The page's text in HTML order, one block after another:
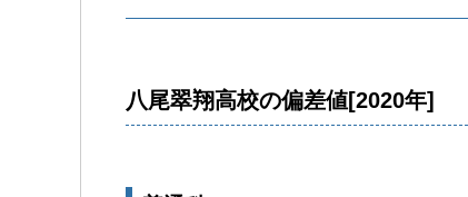
八尾翠翔高校の偏差値[2020年]